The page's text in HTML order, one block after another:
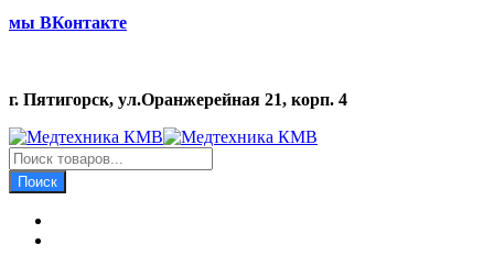
мы ВКонтакте
г. Пятигорск, ул.Оранжерейная 21, корп. 4
Поиск
товаров
Поиск